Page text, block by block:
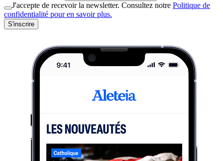
J'accepte de recevoir la newsletter. Consultez notre Politique de
confidentialité pour en savoir plus.
S'inscrire